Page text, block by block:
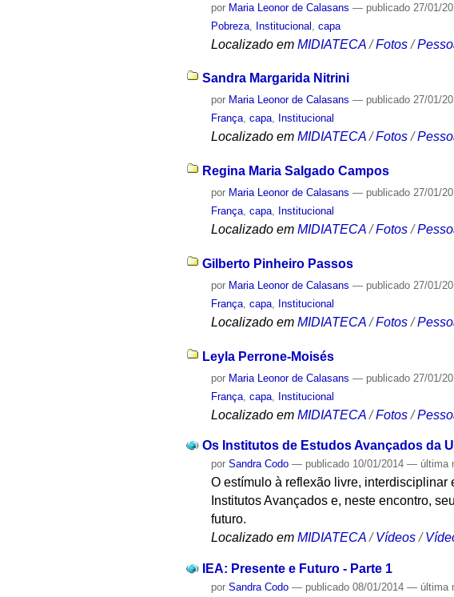
por Maria Leonor de Calasans — publicado 27/01/
Pobreza Institucional ,capa
Localizado em MIDIATECA /Fotos /
Sandra Margarida Nitrini
por Maria Leonor de Calasans — publicado 27/01/
França,capa, Institucional
Localizado em MIDIATECA /Fotos /
Regina Maria Salgado Campos
por Maria Leonor de Calasans — publicado 27/01/
França,capa, Institucional
Localizado em MIDIATECA /Fotos /
Gilberto Pinheiro Passos
por Maria Leonor de Calasans — publicado 27/01/
França ,capa Institucional
Localizado em MIDIATECA /Fotos /
Leyla Perrone-Moisés
por Maria Leonor de Calasans — publicado 27/01/
França ,capa Institucional
Localizado em MIDIATECA /Fotos /
Os Institutos de Estudos Avançados da
porSandra Codo — publicado 10/01/2014— última
O estímulo à reflexão livre,
Institutos Avançados e, neste encontro,
futuro.
Localizado em MIDIATECA /Vídeos /
IEA: Presente e Futuro - Parte 1
porSandra Codo — publicado 08/01/2014— última